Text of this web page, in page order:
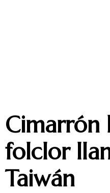
Cimarrón
folclor
Taiwán